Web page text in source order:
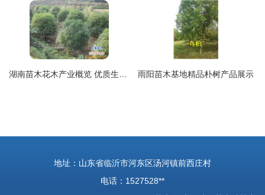
雨阳苗木基地精品朴树产品展示
地址：山东省临沂市河东区汤河镇前西庄村
电话：1527528**